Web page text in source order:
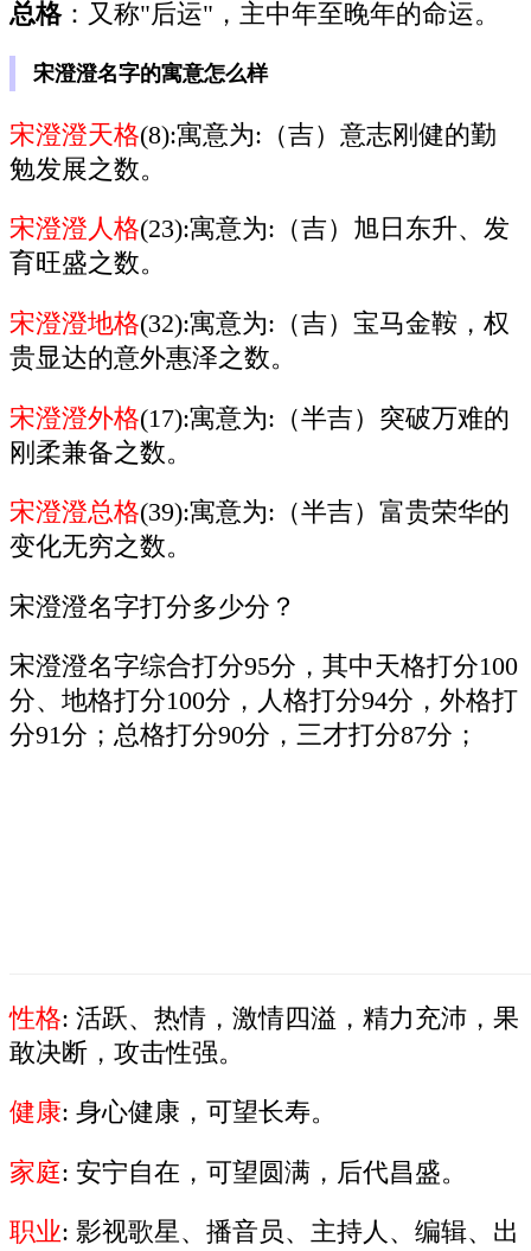
总格：又称"后运"，主中年至晚年的命运。
宋澄澄名字的寓意怎么样
宋澄澄天格(8):寓意为:（吉）意志刚健的勤
勉发展之数。
宋澄澄人格(23):寓意为:（吉）旭日东升、发
育旺盛之数。
宋澄澄地格(32):寓意为:（吉）宝马金鞍，权
贵显达的意外惠泽之数。
宋澄澄外格(17):寓意为:（半吉）突破万难的
刚柔兼备之数。
宋澄澄总格(39):寓意为:（半吉）富贵荣华的
变化无穷之数。
宋澄澄名字打分多少分？
宋澄澄名字综合打分95分，其中天格打分100
分、地格打分100分，人格打分94分，外格打
分91分；总格打分90分，三才打分87分；
性格: 活跃、热情，激情四溢，精力充沛，果
敢决断，攻击性强。
健康: 身心健康，可望长寿。
家庭: 安宁自在，可望圆满，后代昌盛。
职业: 影视歌星、播音员、主持人、编辑、出